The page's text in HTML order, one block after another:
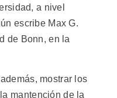
a nivel
escribe Max G.
de Bonn, en la
mostrar los
mantención de la